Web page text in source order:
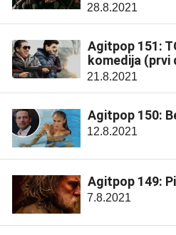
28.8.2021
Agitpop 151:
komedija (prvi
21.8.2021
Agitpop 150:
12.8.2021
Agitpop 149:
7.8.2021